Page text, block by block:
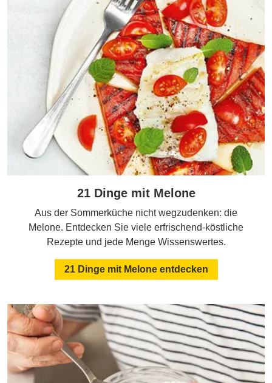
21 Dinge mit Melone
Aus der Sommerküche nicht wegzudenken: die
Melone. Entdecken Sie viele erfrischend-köstliche
Rezepte und jede Menge Wissenswertes.
21 Dinge mit Melone entdecken